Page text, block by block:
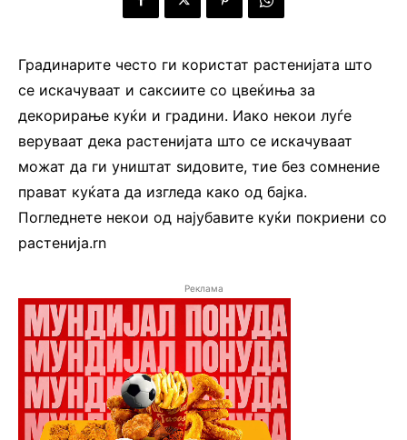
Градинарите често ги користат растенијата што
се искачуваат и саксиите со цвеќиња за
декорирање куќи и градини. Иако некои луѓе
веруваат дека растенијата што се искачуваат
можат да ги уништат ѕидовите, тие без сомнение
прават куќата да изгледа како од бајка.
Погледнете некои од најубавите куќи покриени со
растенија.rn
Реклама